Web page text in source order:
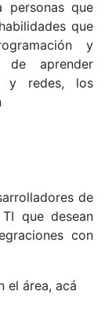
personas que
que
y
de aprender
y redes, los
de
que desean
con
el área, acá